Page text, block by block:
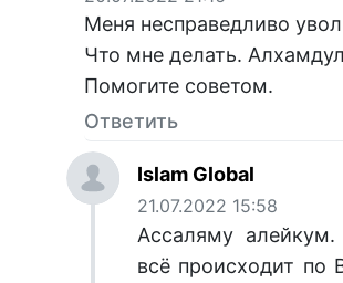
Меня несправедливо
Что мне делать.
Помогите советом.
Ответить
Islam Global
21.07.2022 15:58
Ассаляму
всё происходит по